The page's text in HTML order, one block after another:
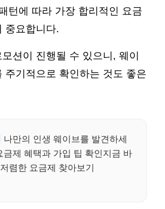
턴에 따라 가장 합리적인 요금
중요합니다.
션이 진행될 수 있으니, 웨이
주기적으로 확인하는 것도 좋은
나만의 인생 웨이브를 발견하세
제 혜택과 가입 팁 확인지금 바
렴한 요금제 찾아보기